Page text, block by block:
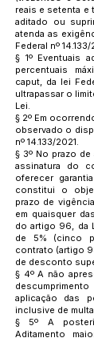
reais e setenta e
aditado ou
atenda as
Federal nº
§ 1º Eventuais
percentuais
caput, da lei
ultrapassar o
Lei.
§ 2º Em
observado o
nº 14.133/2021.
§ 3º No prazo
assinatura do
oferecer
constitui o
prazo de
em quaisquer
do artigo 96, da
de 5% (cinco
contrato (artigo
de desconto
§ 4º A não
aplicação das
inclusive de
§ 5º A
Aditamento